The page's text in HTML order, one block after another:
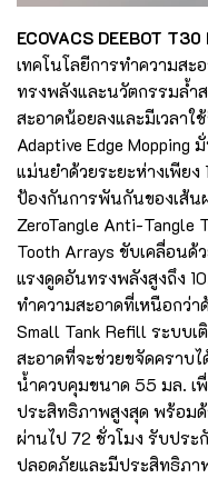
ECOVACS DEEBOT T30
เทคโนโลยีการทำความส
ทรงพลังและนวัตกรรมล้ำ
สะอาดน้อยลงและมีเวลาใ
Adaptive Edge Mopping
แม่นยำด้วยระยะห่างเพีย
ป้องกันการพันกันของเส้น
ZeroTangle Anti-Tangle
Tooth Arrays ขับเคลื่อนด้
แรงดูดอันทรงพลังสูงถึง
ทำความสะอาดที่เหนือกว่า
Small Tank Refill ระบบเ
สะอาดที่จะช่วยขจัดคราบ
น้ำควบคุมขนาด 55 มล. เ
ประสิทธิภาพสูงสุด พร้อม
ผ่านไป 72 ชั่วโมง รับปร
ปลอดภัยและมีประสิทธิภา